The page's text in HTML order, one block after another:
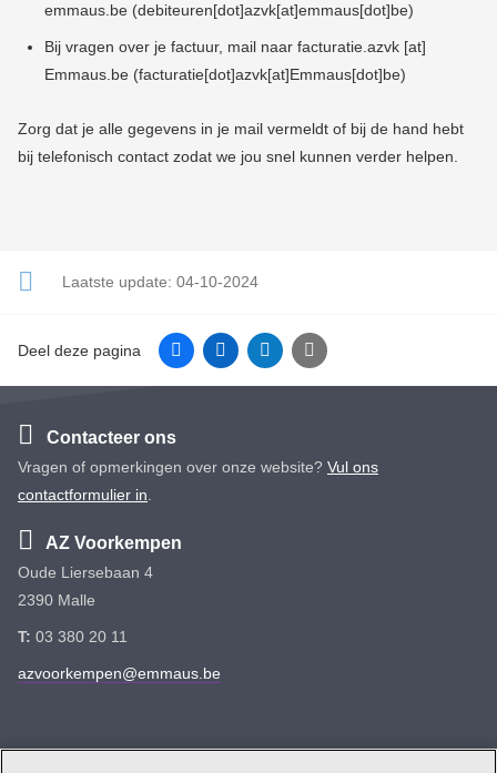
emmaus.be (debiteuren[dot]azvk[at]emmaus[dot]be)
Bij vragen over je factuur, mail naar facturatie.azvk [at]
Emmaus.be (facturatie[dot]azvk[at]Emmaus[dot]be)
Zorg dat je alle gegevens in je mail vermeldt of bij de hand hebt
bij telefonisch contact zodat we jou snel kunnen verder helpen.
Laatste update: 04-10-2024
Deel deze pagina FacebookLinkedinTwitter E-mail
Contacteer ons
Vragen of opmerkingen over onze website? Vul ons
contactformulier in
AZ Voorkempen
Oude Liersebaan 4
2390 Malle
T: 03 380 20 11
azvoorkempen@emmaus.be